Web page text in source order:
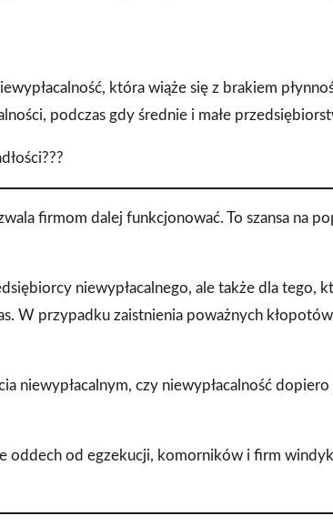
która wiąże się z brakiem
podczas gdy średnie i małe
firmom dalej funkcjonować. To szansa na
niewypłacalnego, ale także dla tego,
W przypadku zaistnienia poważnych
niewypłacalnym, czy niewypłacalność
oddech od egzekucji, komorników i firm